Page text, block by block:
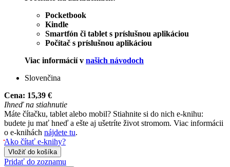
Pocketbook
Kindle
Smartfón či tablet s príslušnou aplikáciou
Počítač s príslušnou aplikáciou
Viac informácií v našich návodoch
Slovenčina
Cena: 15,39 €
Ihneď na stiahnutie
Máte čítačku, tablet alebo mobil? Stiahnite si do nich e-knihu:
budete ju mať hneď a ešte aj ušetríte život stromom. Viac informácii
o e-knihách nájdete tu.
Ako čítať e-knihy?
Vložiť do košíka
Pridať do zoznamu